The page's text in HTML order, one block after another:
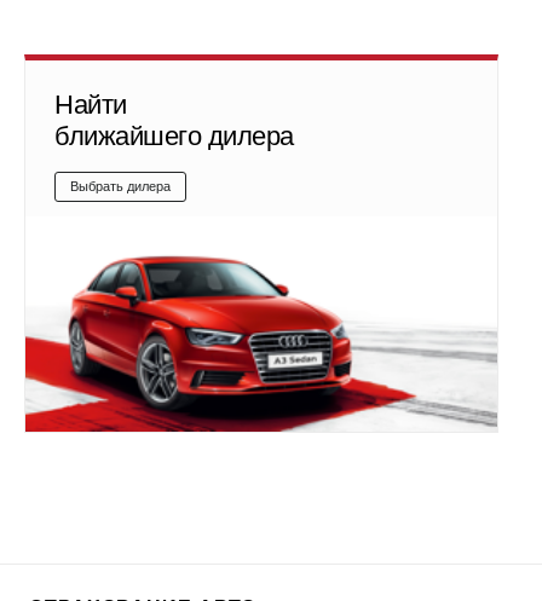
Найти
ближайшего дилера
Выбрать дилера